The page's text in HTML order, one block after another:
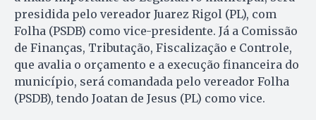
presidida pelo vereador Juarez Rigol (PL), com
Folha (PSDB) como vice-presidente. Já a Comissão
de Finanças, Tributação, Fiscalização e Controle,
que avalia o orçamento e a execução financeira do
município, será comandada pelo vereador Folha
(PSDB), tendo Joatan de Jesus (PL) como vice.